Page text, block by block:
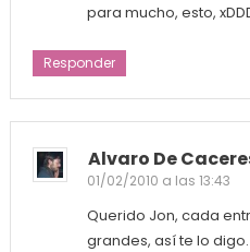
para mucho, esto,
Responder
Alvaro De
01/02/2010 a las 13:43
Querido Jon, cada
grandes, así te lo